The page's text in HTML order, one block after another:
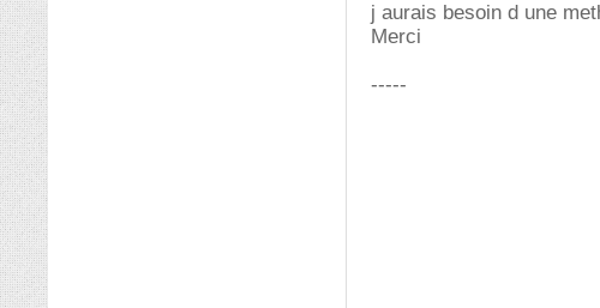
j aurais besoin d une
Merci
-----